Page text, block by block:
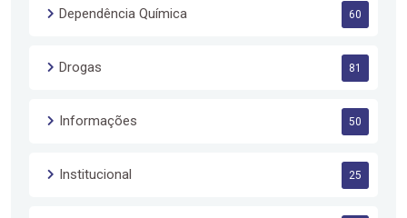
Dependência Química 60
Drogas 81
Informações 50
Institucional 25